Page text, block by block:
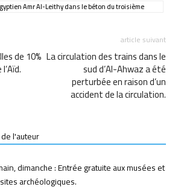
Amr Al-Leithy dans le béton du troisième
de 10%
article suivant
La circulation des trains dans le
sud d’Al-Ahwaz a été
perturbée en raison d’un
accident de la circulation.
l'auteur
dimanche : Entrée gratuite aux musées et
archéologiques.